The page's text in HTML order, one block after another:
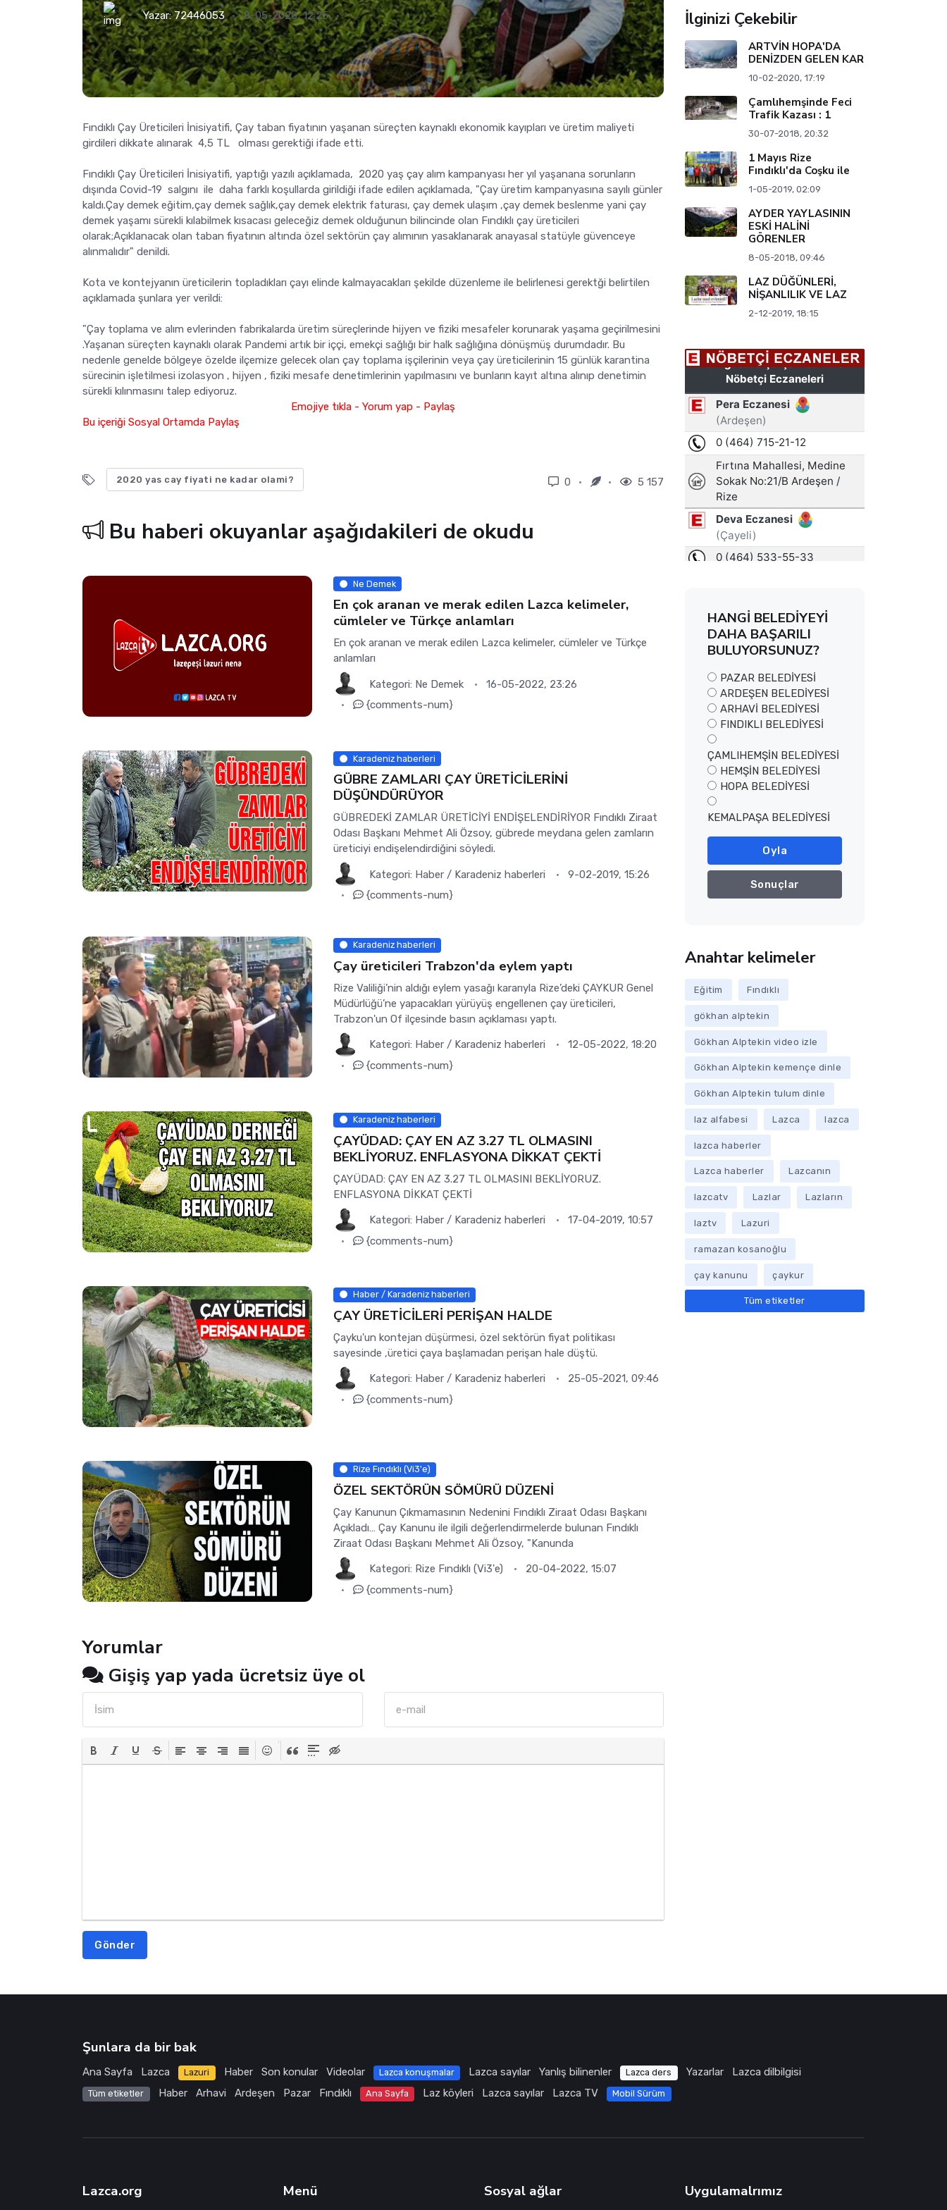
Yazar:72446053 8-05-2020, 12:25
Fındıklı Çay Üreticileri İnisiyatifi, Çay taban fiyatının yaşanan süreçten kaynaklı ekonomik kayıpları ve üretim maliyeti
girdileri dikkate alınarak 4,5 TL olması gerektiği ifade etti.
Fındıklı Çay Üreticileri İnisiyatifi, yaptığı yazılı açıklamada, 2020 yaş çay alım kampanyası her yıl yaşanana sorunların
dışında Covid-19 salgını ile daha farklı koşullarda girildiği ifade edilen açıklamada, "Çay üretim kampanyasına sayılı günler
kaldı.Çay demek eğitim,çay demek sağlık,çay demek elektrik faturası, çay demek ulaşım ,çay demek beslenme yani çay
demek yaşamı sürekli kılabilmek kısacası geleceğiz demek olduğunun bilincinde olan Fındıklı çay üreticileri
olarak;Açıklanacak olan taban fiyatının altında özel sektörün çay alımının yasaklanarak anayasal statüyle güvenceye
alınmalıdır" denildi.
Kota ve kontejyanın üreticilerin topladıkları çayı elinde kalmayacakları şekilde düzenleme ile belirlenesi gerektği belirtilen
açıklamada şunlara yer verildi:
"Çay toplama ve alım evlerinden fabrikalarda üretim süreçlerinde hijyen ve fiziki mesafeler korunarak yaşama geçirilmesini
.Yaşanan süreçten kaynaklı olarak Pandemi artık bir iççi, emekçi sağlığı bir halk sağlığına dönüşmüş durumdadır. Bu
nedenle genelde bölgeye özelde ilçemize gelecek olan çay toplama işçilerinin veya çay üreticilerinin 15 günlük karantina
sürecinin işletilmesi izolasyon , hijyen , fiziki mesafe denetimlerinin yapılmasını ve bunların kayıt altına alınıp denetimin
sürekli kılınmasını talep ediyoruz.
Emojiye tıkla - Yorum yap - Paylaş
Bu içeriği Sosyal Ortamda Paylaş
2020 yas cay fiyati ne kadar olami? 0 5 157
Bu haberi okuyanlar aşağıdakileri de okudu
Ne Demek
En çok aranan ve merak edilen Lazca kelimeler,
cümleler ve Türkçe anlamları
En çok aranan ve merak edilen Lazca kelimeler, cümleler ve Türkçe
anlamları
Kategori: Ne Demek
16-05-2022, 23:26
{comments-num}
Karadeniz haberleri
GÜBRE ZAMLARI ÇAY ÜRETİCİLERİNİ
DÜŞÜNDÜRÜYOR
GÜBREDEKİ ZAMLAR ÜRETİCİYİ ENDİŞELENDİRİYOR Fındıklı Ziraat
Odası Başkanı Mehmet Ali Özsoy, gübrede meydana gelen zamların
üreticiyi endişelendirdiğini söyledi.
Kategori: Haber / Karadeniz haberleri
9-02-2019, 15:26
{comments-num}
Karadeniz haberleri
Çay üreticileri Trabzon'da eylem yaptı
Rize Valiliği’nin aldığı eylem yasağı kararıyla Rize’deki ÇAYKUR Genel
Müdürlüğü’ne yapacakları yürüyüş engellenen çay üreticileri,
Trabzon'un Of ilçesinde basın açıklaması yaptı.
Kategori: Haber / Karadeniz haberleri
12-05-2022, 18:20
{comments-num}
Karadeniz haberleri
ÇAYÜDAD: ÇAY EN AZ 3.27 TL OLMASINI
BEKLİYORUZ. ENFLASYONA DİKKAT ÇEKTİ
ÇAYÜDAD: ÇAY EN AZ 3.27 TL OLMASINI BEKLİYORUZ.
ENFLASYONA DİKKAT ÇEKTİ
Kategori: Haber / Karadeniz haberleri
17-04-2019, 10:57
{comments-num}
Haber / Karadeniz haberleri
ÇAY ÜRETİCİLERİ PERİŞAN HALDE
Çayku'un kontejan düşürmesi, özel sektörün fiyat politikası
sayesinde ,üretici çaya başlamadan perişan hale düştü.
Kategori: Haber / Karadeniz haberleri
25-05-2021, 09:46
{comments-num}
Rize Fındıklı (Vi3'e)
ÖZEL SEKTÖRÜN SÖMÜRÜ DÜZENİ
Çay Kanunun Çıkmamasının Nedenini Fındıklı Ziraat Odası Başkanı
Açıkladı… Çay Kanunu ile ilgili değerlendirmelerde bulunan Fındıklı
Ziraat Odası Başkanı Mehmet Ali Özsoy, "Kanunda
Kategori: Rize Fındıklı (Vi3'e)
20-04-2022, 15:07
{comments-num}
Yorumlar
Gişiş yap yada ücretsiz üye ol
Gönder
İlginizi Çekebilir
ARTVİN HOPA'DA
DENİZDEN GELEN KAR
10-02-2020, 17:19
Çamlıhemşinde Feci
Trafik Kazası : 1
30-07-2018, 20:32
1 Mayıs Rize
Fındıklı'da Coşku ile
1-05-2019, 02:09
AYDER YAYLASININ
ESKİ HALİNİ
GÖRENLER
8-05-2018, 09:46
LAZ DÜĞÜNLERİ,
NİŞANLILIK VE LAZ
2-12-2019, 18:15
HANGİ BELEDİYEYİ
DAHA BAŞARILI
BULUYORSUNUZ?
PAZAR BELEDİYESİ
ARDEŞEN BELEDİYESİ
ARHAVİ BELEDİYESİ
FINDIKLI BELEDİYESİ
ÇAMLIHEMŞİN BELEDİYESİ
HEMŞİN BELEDİYESİ
HOPA BELEDİYESİ
KEMALPAŞA BELEDİYESİ
Oyla
Sonuçlar
Anahtar kelimeler
Eğitim Fındıklı
gökhan alptekin
Gökhan Alptekin video izle
Gökhan Alptekin kemençe dinle
Gökhan Alptekin tulum dinle
laz alfabesi Lazca lazca
lazca haberler
Lazca haberler Lazcanın
lazcatv Lazlar Lazların
laztv Lazuri
ramazan kosanoğlu
çay kanunu çaykur
Tüm etiketler
Şunlara da bir bak
Ana Sayfa Lazca Lazuri Haber Son konular Videolar Lazca konuşmalar Lazca sayılar Yanlış bilinenler Lazca ders Yazarlar Lazca dilbilgisi
Tüm etiketler Haber Arhavi Ardeşen Pazar Fındıklı Ana Sayfa Laz köyleri Lazca sayılar Lazca TV Mobil Sürüm
Lazca.org Menü Sosyal ağlar Uygulamalrımız